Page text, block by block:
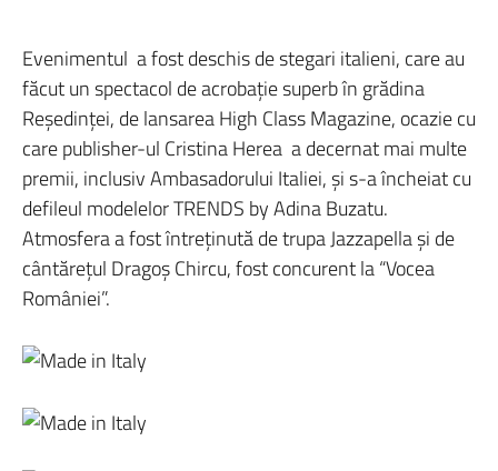
Evenimentul a fost deschis de stegari italieni, care au
făcut un spectacol de acrobaţie superb în grădina
Reşedinţei, de lansarea High Class Magazine, ocazie cu
care publisher-ul Cristina Herea a decernat mai multe
premii, inclusiv Ambasadorului Italiei, şi s-a încheiat cu
defileul modelelor TRENDS by Adina Buzatu.
Atmosfera a fost întreţinută de trupa Jazzapella şi de
cântăreţul Dragoş Chircu, fost concurent la “Vocea
României”.